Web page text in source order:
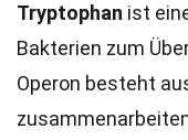
Tryptophan ist
Bakterien zum
Operon besteht